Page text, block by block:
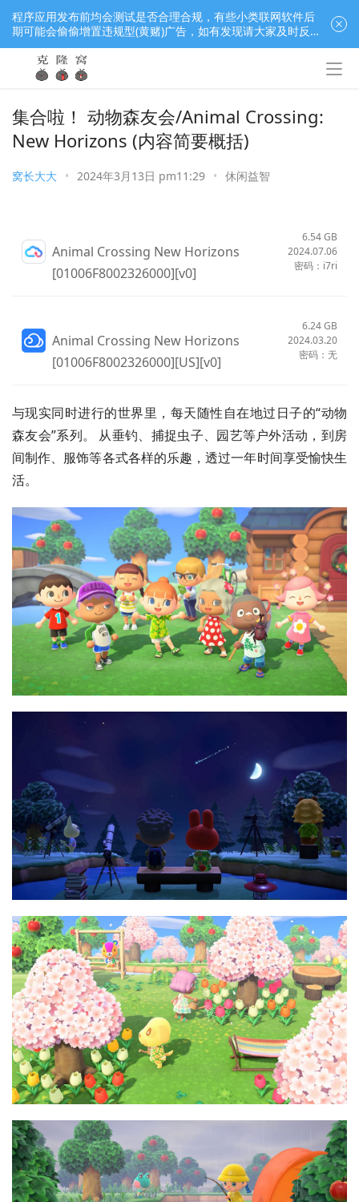
集合啦！ 动物森友会/Animal Crossing:
New Horizons (内容简要概括)
窝长大大 • 2024年3月13日 pm11:29 • 休闲益智
Animal Crossing New Horizons
[01006F8002326000][v0]
6.54 GB
2024.07.06
密码：i7ri
Animal Crossing New Horizons
[01006F8002326000][US][v0]
6.24 GB
2024.03.20
密码：无
与现实同时进行的世界里，每天随性自在地过日子的“动物
森友会”系列。 从垂钓、捕捉虫子、园艺等户外活动，到房
间制作、服饰等各式各样的乐趣，透过一年时间享受愉快生
活。
程序应用发布前均会测试是否合理合规，有些小类联网软件后
期可能会偷偷增置违规型(黄赌)广告，如有发现请大家及时反
馈窝长进行处理，共同监督维护良好的程序应用下载社区！